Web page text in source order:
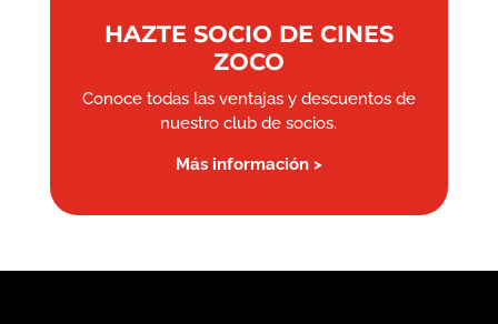
HAZTE SOCIO DE CINES
ZOCO
Conoce todas las ventajas y descuentos de
nuestro club de socios.
Más información >